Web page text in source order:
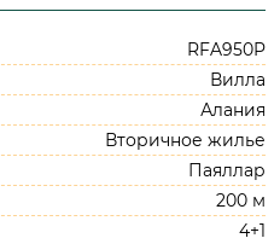
RFA950P
Вилла
Алания
Вторичное жилье
Паяллар
200 м
4+1